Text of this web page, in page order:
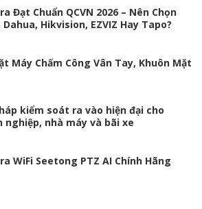
Đạt Chuẩn QCVN 2026 – Nên Chọn
Dahua, Hikvision, EZVIZ Hay Tapo?
Máy Chấm Công Vân Tay, Khuôn Mặt
kiểm soát ra vào hiện đại cho
nghiệp, nhà máy và bãi xe
WiFi Seetong PTZ AI Chính Hãng